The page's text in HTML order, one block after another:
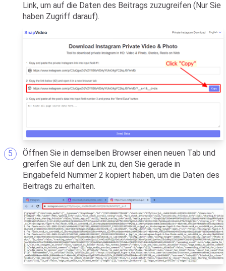
Link, um auf die Daten des Beitrags zuzugreifen (Nur Sie
haben Zugriff darauf).
Öffnen Sie in demselben Browser einen neuen Tab und
greifen Sie auf den Link zu, den Sie gerade in
Eingabefeld Nummer 2 kopiert haben, um die Daten des
Beitrags zu erhalten.